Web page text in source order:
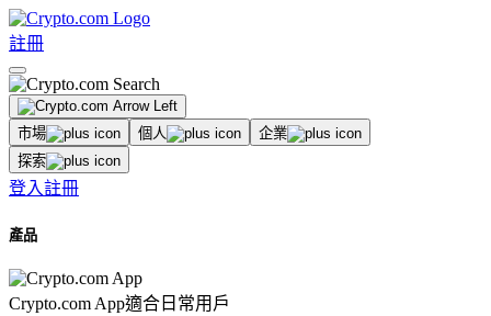
註冊
市場 個人
企業
探索
登入註冊
產品
Crypto.com App適合日常用戶